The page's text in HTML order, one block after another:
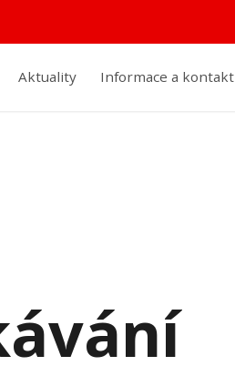
Aktuality Informace a kontakt